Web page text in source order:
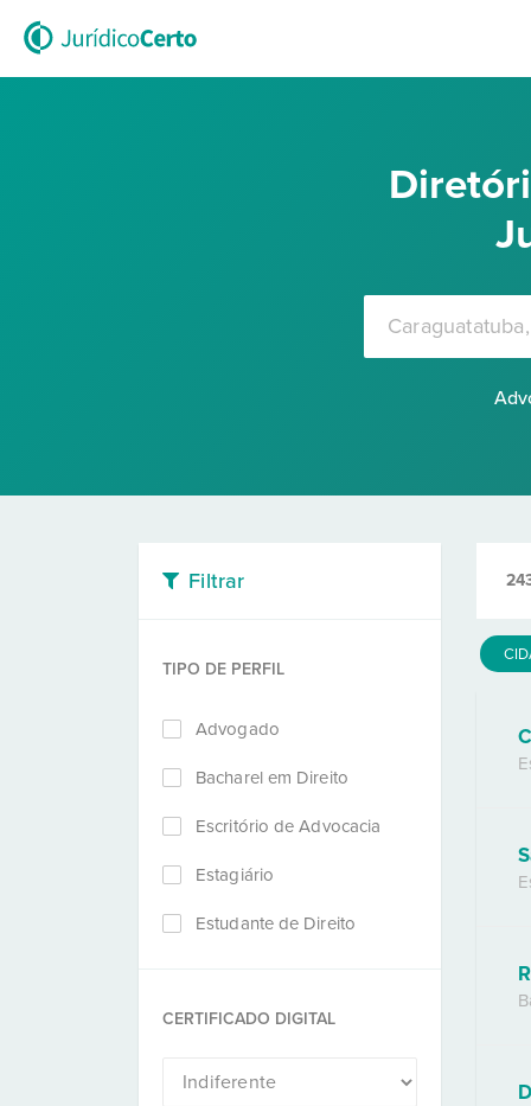
Filtrar
TIPO DE PERFIL
Advogado
Bacharel em Direito
Escritório de Advocacia
Estagiário
Estudante de Direito
CERTIFICADO DIGITAL